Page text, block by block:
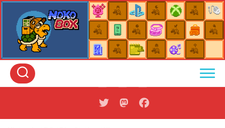
Skip
content